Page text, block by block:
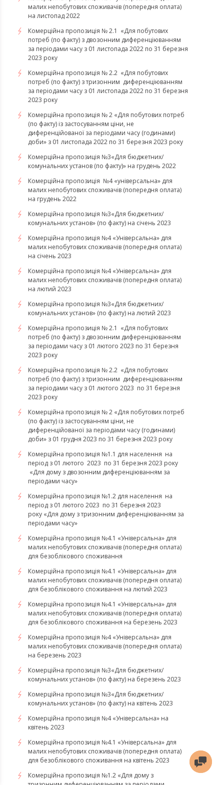
малих непобутових споживачів (попередня оплата)
на листопад 2022
Комерційна пропозиція № 2.1 «Для побутових
потреб (по факту) з двозонним диференціюванням
за періодами часу з 01 листопада 2022 по 31 березня
2023 року
Комерційна пропозиція № 2.2 «Для побутових
потреб (по факту) з тризонним диференціюванням
за періодами часу з 01 листопада 2022 по 31 березня
2023 року
Комерційна пропозиція № 2 «Для побутових потреб
(по факту) із застосуванням ціни, не
диференційованої за періодами часу (годинами)
доби» з 01 листопада 2022 по 31 березня 2023 року
Комерційна пропозиція №3«Для бюджетних/
комунальних установ (по факту)» на грудень 2022
Комерційна пропозиція №4 «універсальна» для
малих непобутових споживачів (попередня оплата)
на грудень 2022
​​​​​​​Комерційна пропозиція №3«Для бюджетних/
комунальних установ» (по факту) на січень 2023
​​​​​​​Комерційна пропозиція №4 «Універсальна» для
малих непобутових споживачів (попередня оплата)
на січень 2023
​​​​​​​Комерційна пропозиція №4 «Універсальна» для
малих непобутових споживачів (попередня оплата)
на лютий 2023
Комерційна пропозиція №3«Для бюджетних/
комунальних установ» (по факту) на лютий 2023
Комерційна пропозиція № 2.1 «Для побутових
потреб (по факту) з двозонним диференціюванням
за періодами часу з 01 лютого 2023 по 31 березня
2023 року
Комерційна пропозиція № 2.2 «Для побутових
потреб (по факту) з тризонним диференціюванням
за періодами часу з 01 лютого 2023 по 31 березня
2023 року
Комерційна пропозиція № 2 «Для побутових потреб
(по факту) із застосуванням ціни, не
диференційованої за періодами часу (годинами)
доби» з 01 грудня 2023 по 31 березня 2023 року
Комерційна пропозиція №1.1 для населення на
період з 01 лютого 2023 по 31 березня 2023 року
«Для дому з двозонним диференціюванням за
періодами часу»
Комерційна пропозиція №1.2 для населення на
період з 01 лютого 2023 по 31 березня 2023
року «Для дому з тризонним диференціюванням за
періодами часу»
​​​​​​​Комерційна пропозиція №4.1 «Універсальна» для
малих непобутових споживачів (попередня оплата)
для безоблікового споживання
Комерційна пропозиція №4.1 «Універсальна» для
малих непобутових споживачів (попередня оплата)
для безоблікового споживання на лютий 2023
Комерційна пропозиція №4.1 «Універсальна» для
малих непобутових споживачів (попередня оплата)
для безоблікового споживання на березень 2023
​​​​​​​Комерційна пропозиція №4 «Універсальна» для
малих непобутових споживачів (попередня оплата)
на березень 2023
​​​​​​​Комерційна пропозиція №3«Для бюджетних/
комунальних установ» (по факту) на березень 2023
Комерційна пропозиція №3«Для бюджетних/
комунальних установ» (по факту) на квітень 2023
Комерційна пропозиція №4 «Універсальна» на
квітень 2023
Комерційна пропозиція №4.1 «Універсальна» для
малих непобутових споживачів (попередня оплата)
для безоблікового споживання на квітень 2023
Комерційна пропозиція №1.2 «Для дому з